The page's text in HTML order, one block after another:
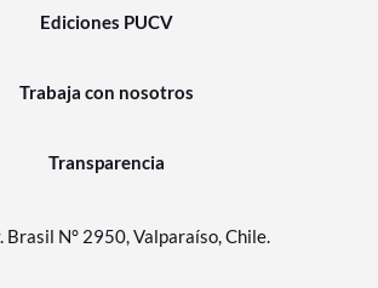
Ediciones PUCV
Trabaja con nosotros
Transparencia
Brasil N° 2950, Valparaíso, Chile.